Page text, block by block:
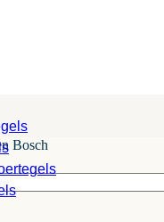
Bosch